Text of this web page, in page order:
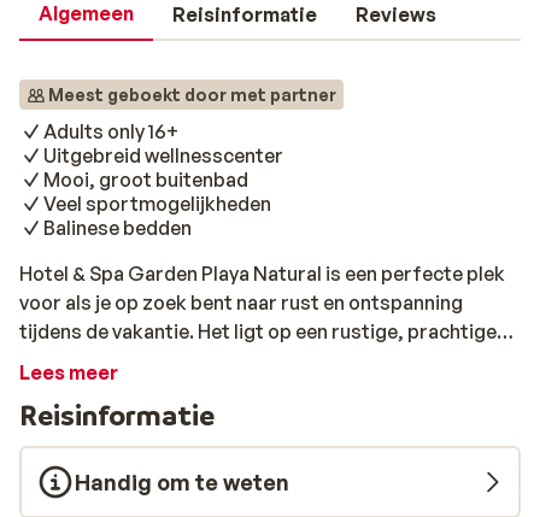
Algemeen Reisinformatie Reviews
Meest geboekt door met partner
Adults only 16+
Uitgebreid wellnesscenter
Mooi, groot buitenbad
Veel sportmogelijkheden
Balinese bedden
Hotel & Spa Garden Playa Natural is een perfecte plek
voor als je op zoek bent naar rust en ontspanning
tijdens de vakantie. Het ligt op een rustige, prachtige
locatie, aan de Piedras rivier. Het is alleen toegankelijk
een korte wandeling bereik je het strand. Dit strand is
erg afhankelijk is van eb en vloed, dus je kunt hier niet
op elk moment van de dag liggen. Ben je een echte
strandliefhebber, stap dan op de ferry naar de
Lees meer
Reisinformatie
Handig om te weten